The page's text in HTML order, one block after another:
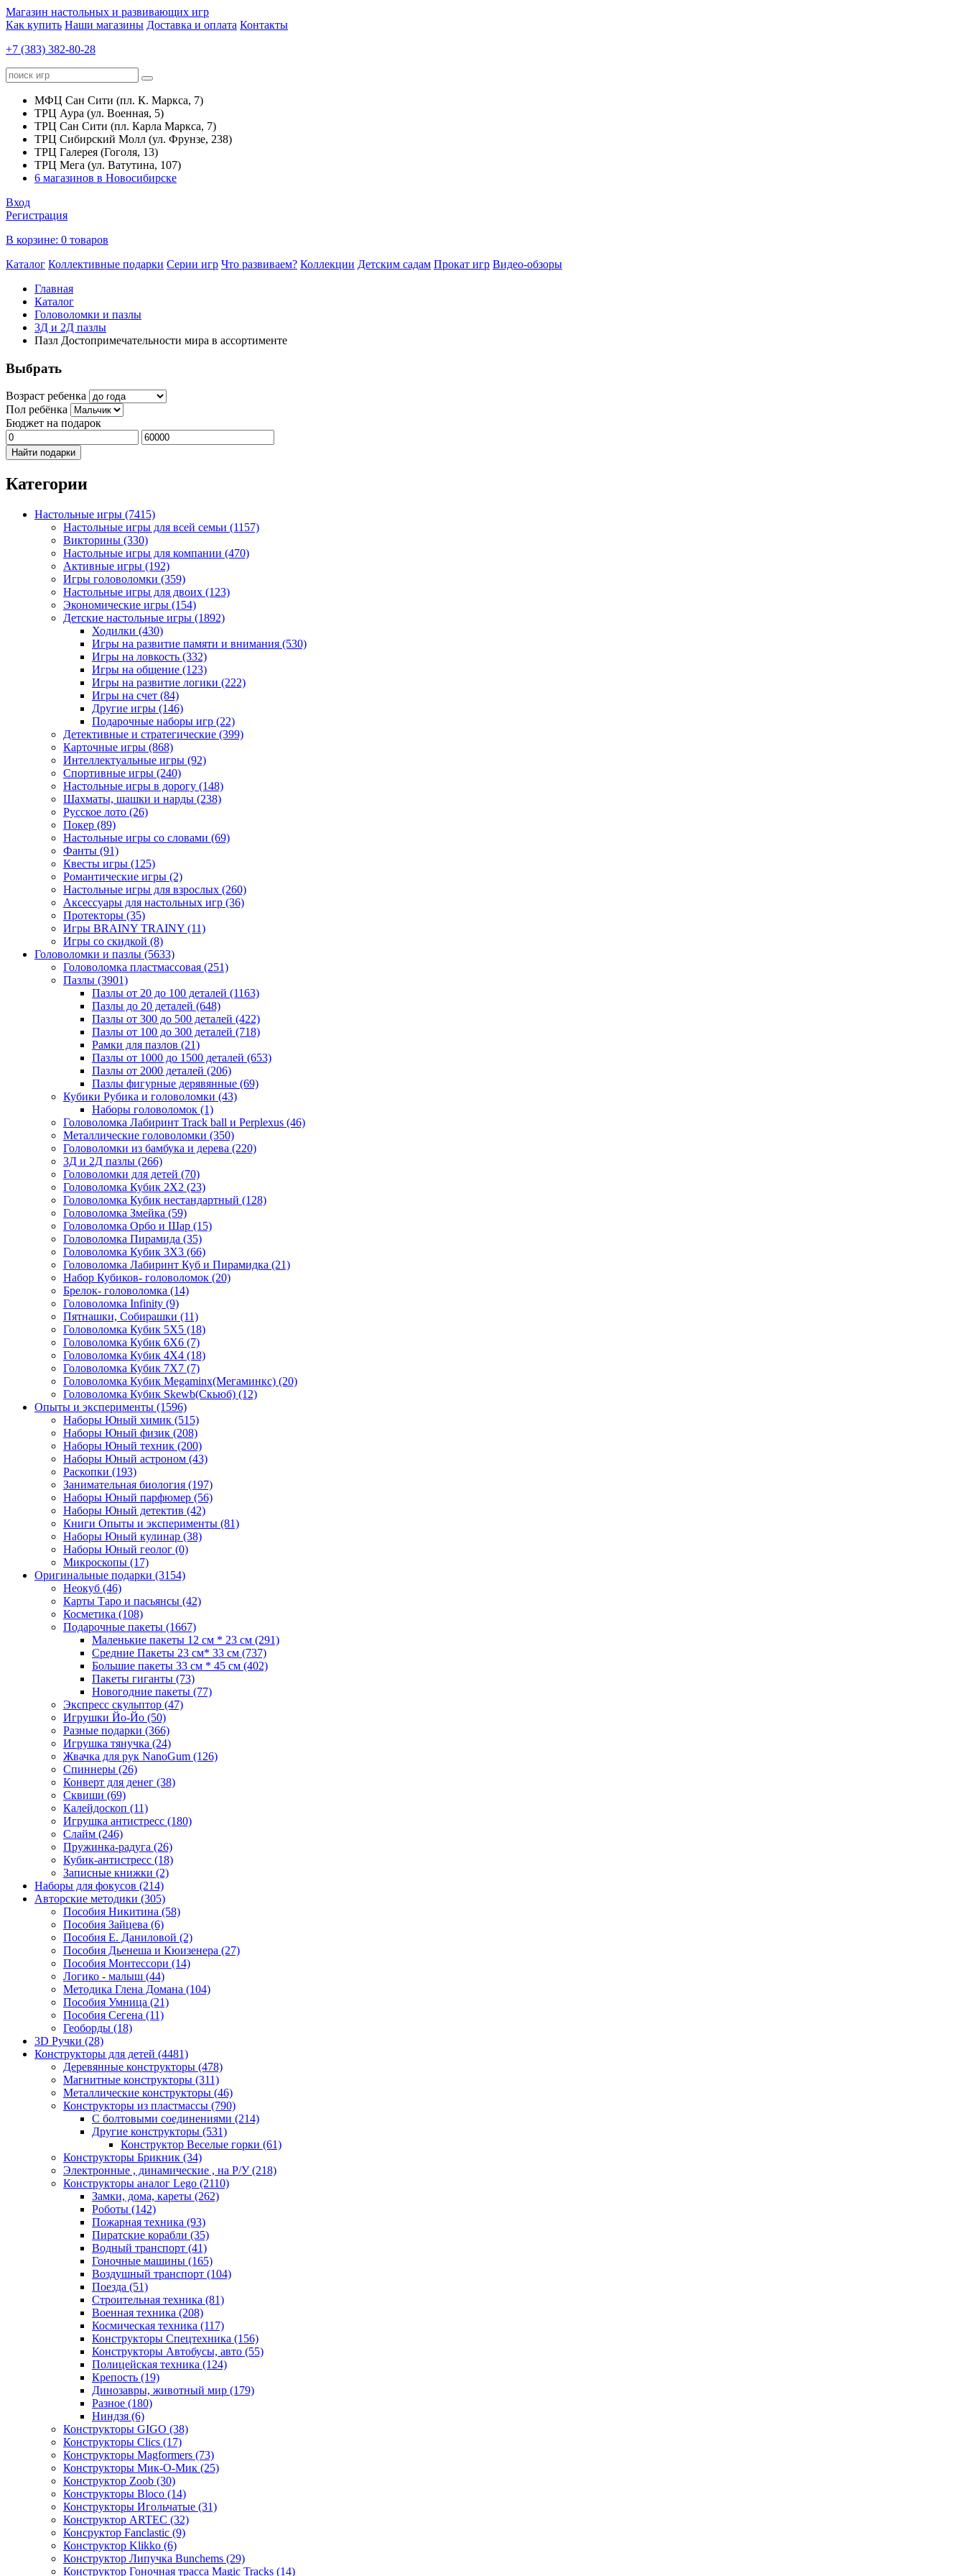
Магазин настольных и развивающих игр
Как купить Наши магазины Доставка и оплата Контакты
+7 (383) 382-80-28
МФЦ Сан Сити (пл. К. Маркса, 7)
ТРЦ Аура (ул. Военная, 5)
ТРЦ Сан Сити (пл. Карла Маркса, 7)
ТРЦ Сибирский Молл (ул. Фрунзе, 238)
ТРЦ Галерея (Гоголя, 13)
ТРЦ Мега (ул. Ватутина, 107)
6 магазинов в Новосибирске
Вход
Регистрация
В корзине: 0 товаров
Каталог Коллективные подарки Серии игр Что развиваем? Коллекции Детским садам Прокат игр Видео-обзоры
Главная
Каталог
Головоломки и пазлы
3Д и 2Д пазлы
Пазл Достопримечательности мира в ассортименте
Выбрать
Возраст ребенка
Пол ребёнка
Бюджет на подарок
Найти подарки
Категории
Настольные игры (7415)
Настольные игры для всей семьи (1157)
Викторины (330)
Настольные игры для компании (470)
Активные игры (192)
Игры головоломки (359)
Настольные игры для двоих (123)
Экономические игры (154)
Детские настольные игры (1892)
Ходилки (430)
Игры на развитие памяти и внимания (530)
Игры на ловкость (332)
Игры на общение (123)
Игры на развитие логики (222)
Игры на счет (84)
Другие игры (146)
Подарочные наборы игр (22)
Детективные и стратегические (399)
Карточные игры (868)
Интеллектуальные игры (92)
Спортивные игры (240)
Настольные игры в дорогу (148)
Шахматы, шашки и нарды (238)
Русское лото (26)
Покер (89)
Настольные игры со словами (69)
Фанты (91)
Квесты игры (125)
Романтические игры (2)
Настольные игры для взрослых (260)
Аксессуары для настольных игр (36)
Протекторы (35)
Игры BRAINY TRAINY (11)
Игры со скидкой (8)
Головоломки и пазлы (5633)
Головоломка пластмассовая (251)
Пазлы (3901)
Пазлы от 20 до 100 деталей (1163)
Пазлы до 20 деталей (648)
Пазлы от 300 до 500 деталей (422)
Пазлы от 100 до 300 деталей (718)
Рамки для пазлов (21)
Пазлы от 1000 до 1500 деталей (653)
Пазлы от 2000 деталей (206)
Пазлы фигурные дерявянные (69)
Кубики Рубика и головоломки (43)
Наборы головоломок (1)
Головоломка Лабиринт Track ball и Perplexus (46)
Металлические головоломки (350)
Головоломки из бамбука и дерева (220)
3Д и 2Д пазлы (266)
Головоломки для детей (70)
Головоломка Кубик 2Х2 (23)
Головоломка Кубик нестандартный (128)
Головоломка Змейка (59)
Головоломка Орбо и Шар (15)
Головоломка Пирамида (35)
Головоломка Кубик 3Х3 (66)
Головоломка Лабиринт Куб и Пирамидка (21)
Набор Кубиков- головоломок (20)
Брелок- головоломка (14)
Головоломка Infinity (9)
Пятнашки, Собирашки (11)
Головоломка Кубик 5Х5 (18)
Головоломка Кубик 6Х6 (7)
Головоломка Кубик 4Х4 (18)
Головоломка Кубик 7Х7 (7)
Головоломка Кубик Megaminx(Мегаминкс) (20)
Головоломка Кубик Skewb(Скьюб) (12)
Опыты и эксперименты (1596)
Наборы Юный химик (515)
Наборы Юный физик (208)
Наборы Юный техник (200)
Наборы Юный астроном (43)
Раскопки (193)
Занимательная биология (197)
Наборы Юный парфюмер (56)
Наборы Юный детектив (42)
Книги Опыты и эксперименты (81)
Наборы Юный кулинар (38)
Наборы Юный геолог (0)
Микроскопы (17)
Оригинальные подарки (3154)
Неокуб (46)
Карты Таро и пасьянсы (42)
Косметика (108)
Подарочные пакеты (1667)
Маленькие пакеты 12 см * 23 см (291)
Средние Пакеты 23 см* 33 см (737)
Большие пакеты 33 см * 45 см (402)
Пакеты гиганты (73)
Новогодние пакеты (77)
Экспресс скульптор (47)
Игрушки Йо-Йо (50)
Разные подарки (366)
Игрушка тянучка (24)
Жвачка для рук NanoGum (126)
Спиннеры (26)
Конверт для денег (38)
Сквиши (69)
Калейдоскоп (11)
Игрушка антистресс (180)
Слайм (246)
Пружинка-радуга (26)
Кубик-антистресс (18)
Записные книжки (2)
Наборы для фокусов (214)
Авторские методики (305)
Пособия Никитина (58)
Пособия Зайцева (6)
Пособия Е. Даниловой (2)
Пособия Дьенеша и Кюизенера (27)
Пособия Монтессори (14)
Логико - малыш (44)
Методика Глена Домана (104)
Пособия Умница (21)
Пособия Сегена (11)
Геоборды (18)
3D Ручки (28)
Конструкторы для детей (4481)
Деревянные конструкторы (478)
Магнитные конструкторы (311)
Металлические конструкторы (46)
Конструкторы из пластмассы (790)
С болтовыми соединениями (214)
Другие конструкторы (531)
Конструктор Веселые горки (61)
Конструкторы Брикник (34)
Электронные , динамические , на Р/У(218)
Конструкторы аналог Lego (2110)
Замки, дома, кареты (262)
Роботы (142)
Пожарная техника (93)
Пиратские корабли (35)
Водный транспорт (41)
Гоночные машины (165)
Воздушный транспорт (104)
Поезда (51)
Строительная техника (81)
Военная техника (208)
Космическая техника (117)
Конструкторы Спецтехника (156)
Конструкторы Автобусы, авто (55)
Полицейская техника (124)
Крепость (19)
Динозавры, животный мир (179)
Разное (180)
Ниндзя (6)
Конструкторы GIGO (38)
Конструкторы Clics (17)
Конструкторы Magformers (73)
Конструкторы Мик-О-Мик (25)
Конструктор Zoob (30)
Конструкторы Bloco (14)
Конструкторы Игольчатые (31)
Конструктор ARTEC (32)
Консруктор Fanclastic (9)
Конструктор Klikko (6)
Конструктор Липучка Bunchems (29)
Конструктор Гоночная трасса Magic Tracks (14)